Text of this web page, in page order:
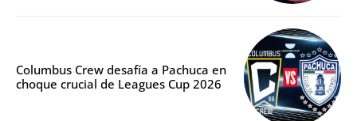
Columbus Crew desafía a Pachuca en
choque crucial de Leagues Cup 2026